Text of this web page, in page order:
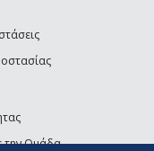
την Ομάδα